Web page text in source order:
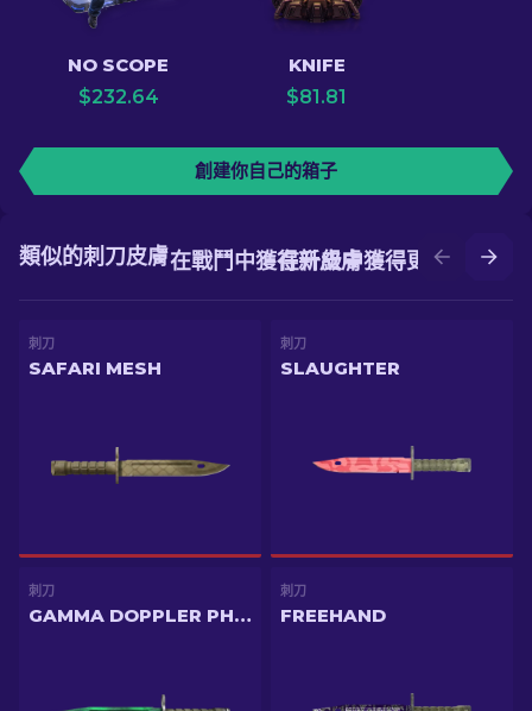
NO SCOPE
$232.64
KNIFE
$81.81
創建你自己的箱子
在升級中獲得更好的皮膚
在戰鬥中獲得新皮膚
類似的刺刀皮膚
刺刀
SAFARI MESH
刺刀
SLAUGHTER
刺刀
GAMMA DOPPLER PHASE 2
刺刀
FREEHAND